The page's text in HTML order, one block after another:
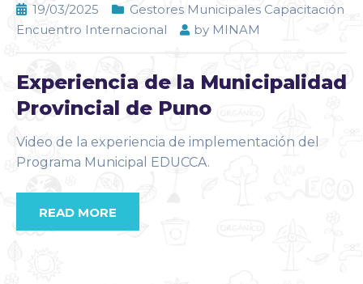
19/03/2025
Gestores Municipales Capacitación
Encuentro Internacional
by MINAM
Experiencia de la Municipalidad
Provincial de Puno
Video de la experiencia de implementación del
Programa Municipal EDUCCA.
READ MORE